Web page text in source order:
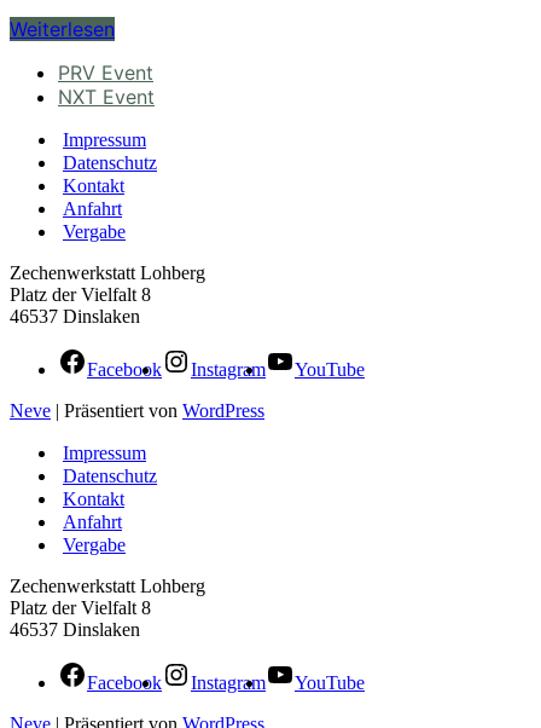
Weiterlesen
PRV Event
NXT Event
Impressum
Datenschutz
Kontakt
Anfahrt
Vergabe
Zechenwerkstatt Lohberg
Platz der Vielfalt 8
46537 Dinslaken
Facebook Instagram
YouTube
Neve | Präsentiert von WordPress
Impressum
Datenschutz
Kontakt
Anfahrt
Vergabe
Zechenwerkstatt Lohberg
Platz der Vielfalt 8
46537 Dinslaken
Facebook Instagram
YouTube